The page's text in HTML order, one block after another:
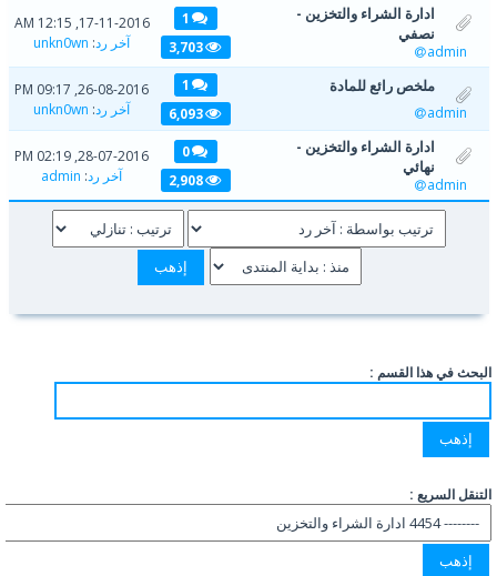
ادارة الشراء والتخزين -
نصفي
admin
1
3,703
17-11-2016, 12:15 AM
آخر رد:
unkn0wn
ملخص رائع للمادة
admin
1
6,093
26-08-2016, 09:17 PM
آخر رد:
unkn0wn
ادارة الشراء والتخزين -
نهائي
admin
0
2,908
28-07-2016, 02:19 PM
آخر رد:
admin
البحث في هذا القسم :
التنقل السريع :